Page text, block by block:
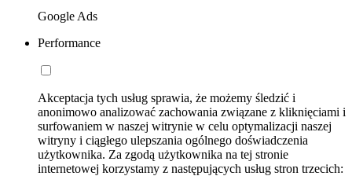
Google Ads
Performance
Akceptacja tych usług sprawia, że możemy śledzić i
anonimowo analizować zachowania związane z kliknięciami i
surfowaniem w naszej witrynie w celu optymalizacji naszej
witryny i ciągłego ulepszania ogólnego doświadczenia
użytkownika. Za zgodą użytkownika na tej stronie
internetowej korzystamy z następujących usług stron trzecich: